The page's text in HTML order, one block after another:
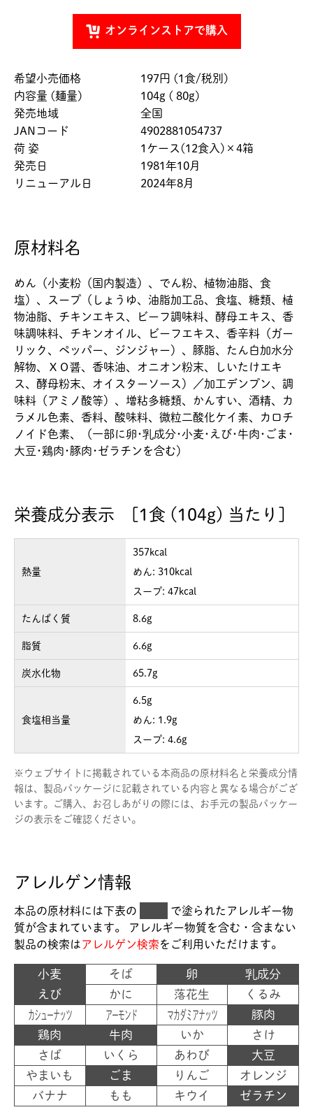
オンラインストアで購入
希望小売価格
197円 (1食/税別)
内容量 (麺量)
104g ( 80g)
発売地域
全国
JANコード
4902881054737
荷 姿
1ケース(12食入)×4箱
発売日
1981年10月
リニューアル日
2024年8月
原材料名
めん（小麦粉（国内製造）、でん粉、植物油脂、食
塩）、スープ（しょうゆ、油脂加工品、食塩、糖類、植
物油脂、チキンエキス、ビーフ調味料、酵母エキス、香
味調味料、チキンオイル、ビーフエキス、香辛料（ガー
リック、ペッパー、ジンジャー）、豚脂、たん白加水分
解物、ＸＯ醤、香味油、オニオン粉末、しいたけエキ
ス、酵母粉末、オイスターソース）／加工デンプン、調
味料（アミノ酸等）、増粘多糖類、かんすい、酒精、カ
ラメル色素、香料、酸味料、微粒二酸化ケイ素、カロチ
ノイド色素、（一部に卵･乳成分･小麦･えび･牛肉･ごま･
大豆･鶏肉･豚肉･ゼラチンを含む）
栄養成分表示 [1食 (104g) 当たり]
熱量
357kcal
めん: 310kcal
スープ: 47kcal
たんぱく質 8.6g
脂質 6.6g
炭水化物 65.7g
食塩相当量
6.5g
めん: 1.9g
スープ: 4.6g
※ ウェブサイトに掲載されている本商品の原材料名と栄養成分情
報は、製品パッケージに記載されている内容と異なる場合がござ
います。ご購入、お召しあがりの際には、お手元の製品パッケー
ジの表示をご確認ください。
アレルゲン情報
本品の原材料には下表の で塗られた アレルギー物
質が含まれています。 アレルギー物質を含む・含まない
製品の検索はアレルゲン検索をご利用いただけます。
小麦 そば 卵
乳成分
えび
かに 落花生 くるみ
カシューナッツ アーモンド マカダミアナッツ
豚肉
鶏肉
牛肉 いか
さけ
さば
いくら あわび
大豆
やまいも
ごま りんご
オレンジ
バナナ
もも キウイ ゼラチン